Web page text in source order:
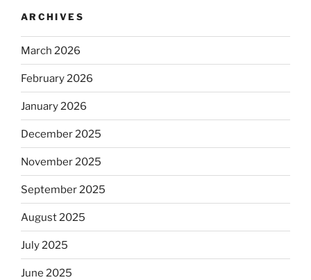
ARCHIVES
March 2026
February 2026
January 2026
December 2025
November 2025
September 2025
August 2025
July 2025
June 2025